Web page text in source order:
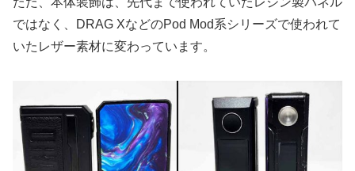
ではなく、DRAG XなどのPod Mod系シリーズで使われて
いたレザー素材に変わっています。